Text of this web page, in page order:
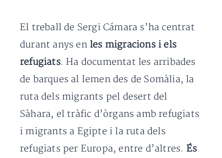
El treball de Sergi Cámara s’ha centrat
durant anys en les migracions i els
refugiats. Ha documentat les arribades
de barques al Iemen des de Somàlia, la
ruta dels migrants pel desert del
Sàhara, el tràfic d’òrgans amb refugiats
i migrants a Egipte i la ruta dels
refugiats per Europa, entre d’altres. És